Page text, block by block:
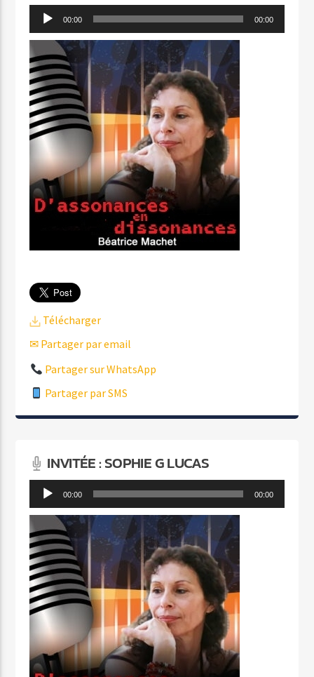
Lecteur
audio
00:00 00:00
Télécharger
✉ Partager par email
Partager sur WhatsApp
Partager par SMS
INVITÉE : SOPHIE G LUCAS
Lecteur 00:00 00:00